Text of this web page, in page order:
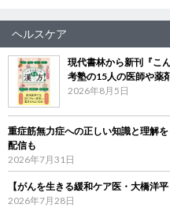
ヘルスケア
現代書林から新刊『こ
考塾の15人の医師や薬
2026年8月5日
重症筋無力症への正しい知識と理解
配信も
2026年7月31日
【がんを生きる緩和ケア医・大橋洋
2026年7月28日